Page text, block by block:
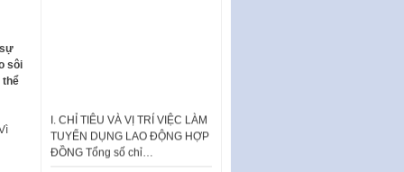
sôi
thể
ĐỒNG Tổng số chỉ…
Luật Tương trợ tư pháp về dân
sự và Kế hoạch số 187KH-